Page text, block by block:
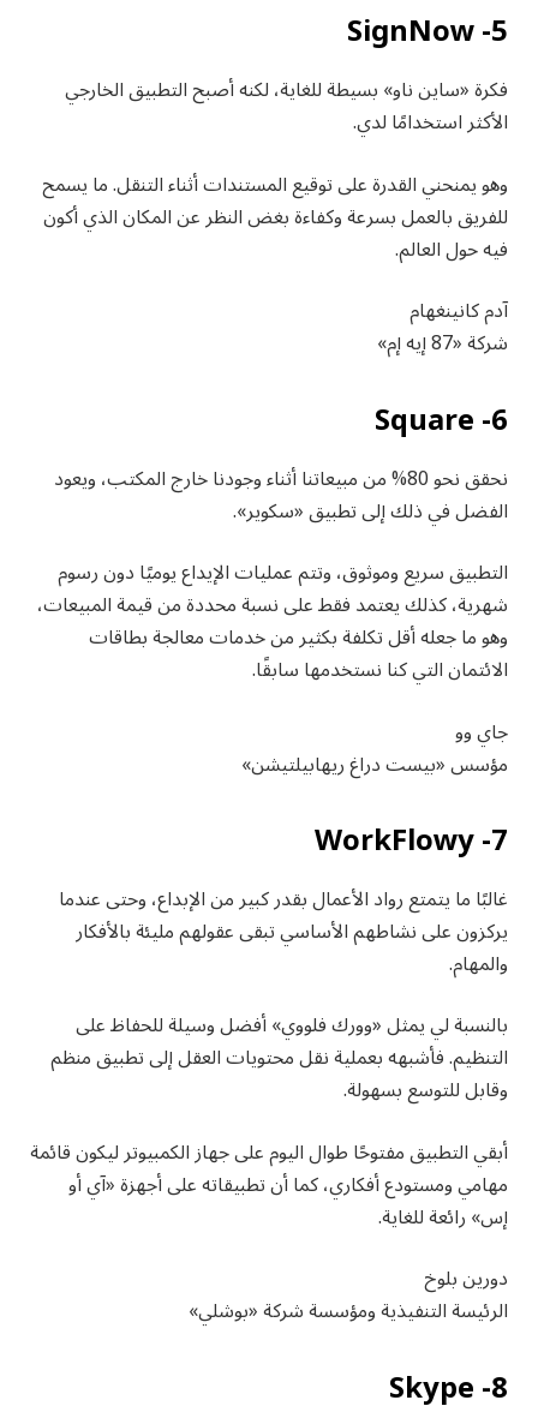
5- SignNow
فكرة «ساين ناو» بسيطة للغاية، لكنه أصبح التطبيق الخارجي
الأكثر استخدامًا لدي.
وهو يمنحني القدرة على توقيع المستندات أثناء التنقل. ما يسمح
للفريق بالعمل بسرعة وكفاءة بغض النظر عن المكان الذي أكون
فيه حول العالم.
آدم كانينغهام
شركة «87 إيه إم»
6- Square
نحقق نحو 80% من مبيعاتنا أثناء وجودنا خارج المكتب، ويعود
الفضل في ذلك إلى تطبيق «سكوير».
التطبيق سريع وموثوق، وتتم عمليات الإيداع يوميًا دون رسوم
شهرية، كذلك يعتمد فقط على نسبة محددة من قيمة المبيعات،
وهو ما جعله أقل تكلفة بكثير من خدمات معالجة بطاقات
الائتمان التي كنا نستخدمها سابقًا.
جاي وو
مؤسس «بيست دراغ ريهابيلتيشن»
7- WorkFlowy
غالبًا ما يتمتع رواد الأعمال بقدر كبير من الإبداع، وحتى عندما
يركزون على نشاطهم الأساسي تبقى عقولهم مليئة بالأفكار
والمهام.
بالنسبة لي يمثل «وورك فلووي» أفضل وسيلة للحفاظ على
التنظيم. فأشبهه بعملية نقل محتويات العقل إلى تطبيق منظم
وقابل للتوسع بسهولة.
أبقي التطبيق مفتوحًا طوال اليوم على جهاز الكمبيوتر ليكون قائمة
مهامي ومستودع أفكاري، كما أن تطبيقاته على أجهزة «آي أو
إس» رائعة للغاية.
دورين بلوخ
الرئيسة التنفيذية ومؤسسة شركة «بوشلي»
8- Skype